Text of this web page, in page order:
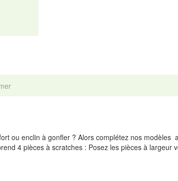
ou enclin à gonfler ? Alors complétez nos modèles
4 pièces à scratches : Posez les pièces à largeur